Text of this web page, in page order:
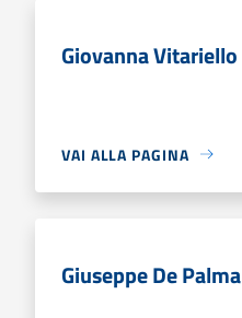
Giovanna Vitariello
VAI ALLA PAGINA
Giuseppe De Palma